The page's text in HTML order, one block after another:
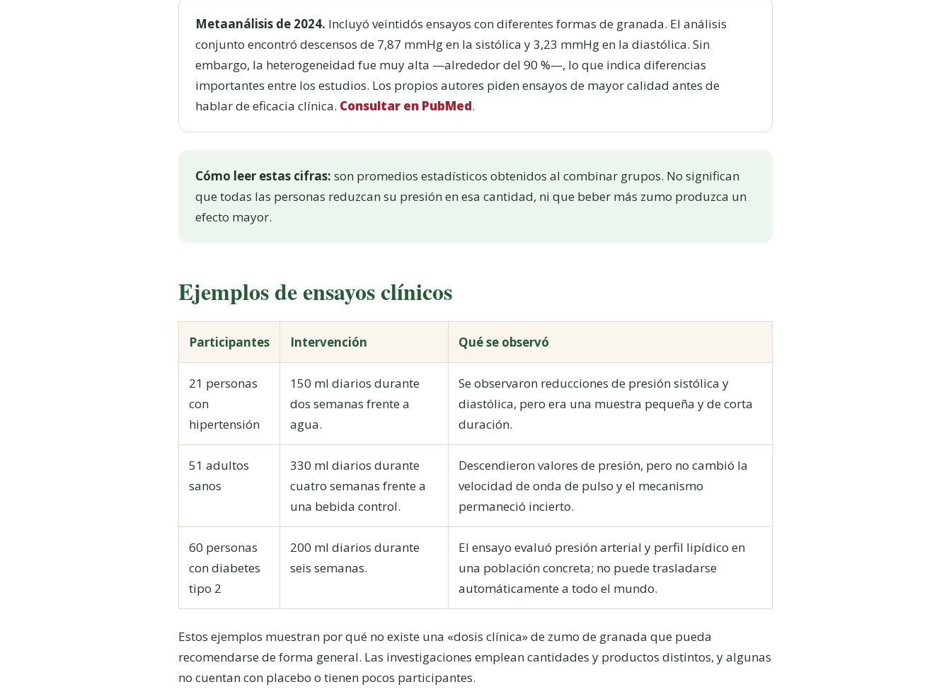
Metaanálisis de 2024. Incluyó veintidós ensayos con diferentes formas de granada. El análisis
conjunto encontró descensos de 7,87 mmHg en la sistólica y 3,23 mmHg en la diastólica. Sin
embargo, la heterogeneidad fue muy alta —alrededor del 90 %—, lo que indica diferencias
importantes entre los estudios. Los propios autores piden ensayos de mayor calidad antes de
hablar de eficacia clínica. Consultar en PubMed.
Cómo leer estas cifras: son promedios estadísticos obtenidos al combinar grupos. No significan
que todas las personas reduzcan su presión en esa cantidad, ni que beber más zumo produzca un
efecto mayor.
Ejemplos de ensayos clínicos
Participantes Intervención Qué se observó
21 personas
con
hipertensión
150 ml diarios durante
dos semanas frente a
agua.
Se observaron reducciones de presión sistólica y
diastólica, pero era una muestra pequeña y de corta
duración.
51 adultos
sanos
330 ml diarios durante
cuatro semanas frente a
una bebida control.
Descendieron valores de presión, pero no cambió la
velocidad de onda de pulso y el mecanismo
permaneció incierto.
60 personas
con diabetes
tipo 2
200 ml diarios durante
seis semanas.
El ensayo evaluó presión arterial y perfil lipídico en
una población concreta; no puede trasladarse
automáticamente a todo el mundo.
Estos ejemplos muestran por qué no existe una «dosis clínica» de zumo de granada que pueda
recomendarse de forma general. Las investigaciones emplean cantidades y productos distintos, y algunas
no cuentan con placebo o tienen pocos participantes.